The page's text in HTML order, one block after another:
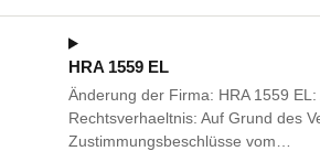
HRA 1559 EL
Änderung der Firma: HRA 1559
Rechtsverhaeltnis: Auf Grund des
Zustimmungsbeschlüsse vom…